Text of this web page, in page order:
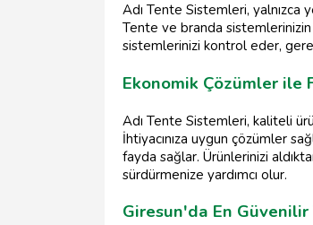
Adı Tente Sistemleri, yalnızca
Tente ve branda
sistemlerinizi kontrol eder,
Ekonomik Çözümler ile
Adı Tente Sistemleri, kaliteli
İhtiyacınıza uygun çözümler
fayda sağlar. Ürünlerinizi
sürdürmenize yardımcı olur.
Giresun'da En